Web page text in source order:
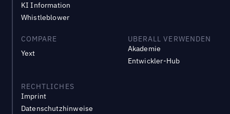
KI Information
Whistleblower
COMPARE
Yext
UBERALL VERWENDEN
Akademie
Entwickler-Hub
RECHTLICHES
Imprint
Datenschutzhinweise